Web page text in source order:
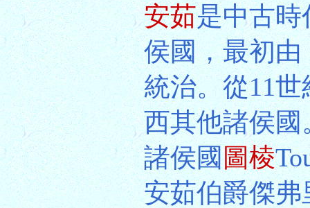
安茹是中古時
侯國，最初由
統治。從11
西其他諸侯
諸侯國圖棱
安茹伯爵傑